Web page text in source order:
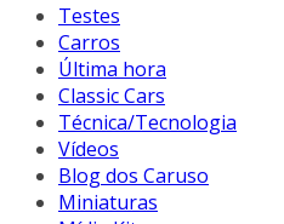
Testes
Carros
Última hora
Classic Cars
Técnica/Tecnologia
Vídeos
Blog dos Caruso
Miniaturas